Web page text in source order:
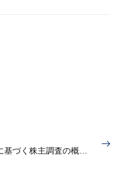
SRDⅡ（EU第二次株主権利指令）に基づく株主調査の概要と課題